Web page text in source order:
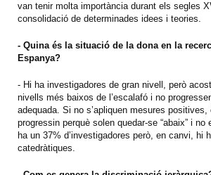
van tenir molta importància durant els segles
consolidació de determinades idees i teories.
- Quina és la situació de la dona en la
Espanya?
- Hi ha investigadores de gran nivell, però
nivells més baixos de l’escalafó i no
adequada. Si no s’apliquen mesures
progressin perquè solen quedar-se “abaix” i no
ha un 37% d’investigadores però, en canvi, hi
catedràtiques.